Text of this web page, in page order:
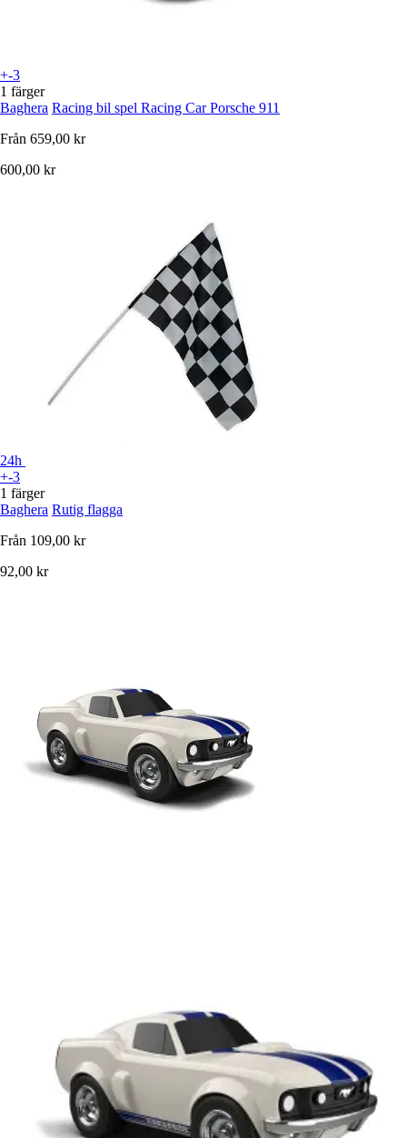
+-3
1 färger
Baghera Racing bil spel Racing Car Porsche 911
Från 659,00 kr
600,00 kr
24h
+-3
1 färger
Baghera Rutig flagga
Från 109,00 kr
92,00 kr